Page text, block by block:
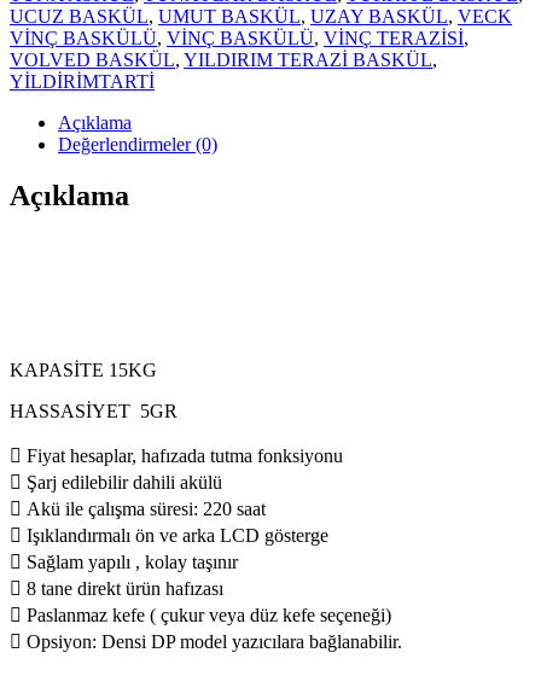
UCUZ BASKÜL, UMUT BASKÜL, UZAY BASKÜL, VECK
VİNÇ BASKÜLÜ, VİNÇ BASKÜLÜ, VİNÇ TERAZİSİ,
VOLVED BASKÜL, YILDIRIM TERAZİ BASKÜL,
YİLDİRİMTARTİ
Açıklama
Değerlendirmeler (0)
Açıklama
KAPASİTE 15KG
HASSASİYET 5GR
 Fiyat hesaplar, hafızada tutma fonksiyonu
 Şarj edilebilir dahili akülü
 Akü ile çalışma süresi: 220 saat
 Işıklandırmalı ön ve arka LCD gösterge
 Sağlam yapılı , kolay taşınır
 8 tane direkt ürün hafızası
 Paslanmaz kefe ( çukur veya düz kefe seçeneği)
 Opsiyon: Densi DP model yazıcılara bağlanabilir.